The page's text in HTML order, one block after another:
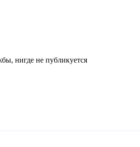
нигде не публикуется